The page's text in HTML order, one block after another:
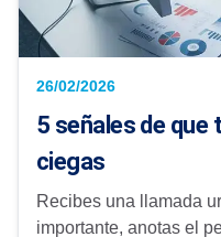
26/02/2026
5 señales de que
ciegas
Recibes una llamada
importante, anotas el